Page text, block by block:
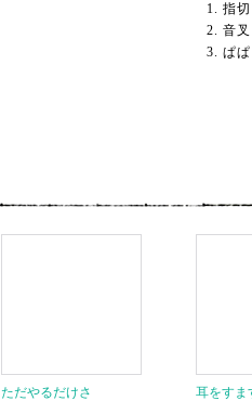
1. 指
2. 音叉
3. ぱ
ただやるだけさ 耳をすま